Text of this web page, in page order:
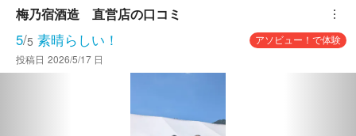
梅乃宿酒造　直営店の口コミ ︙
5/5 素晴らしい！
アソビュー！で体験
投稿日 2026/5/17 日